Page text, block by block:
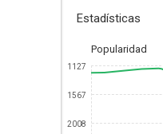
Estadísticas
Popularidad
1127
1567
2008